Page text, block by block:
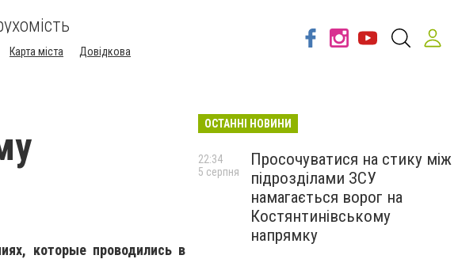
Карта міста Довідкова
которые проводились в
ОСТАННІ НОВИНИ
Просочуватися на стику між
підрозділами ЗСУ
намагається ворог на
Костянтинівському
напрямку
22:34
5 серпня